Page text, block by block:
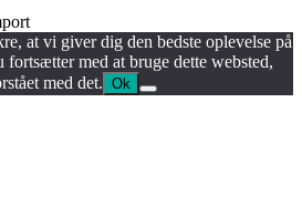
at vi giver dig den bedste oplevelse på
fortsætter med at bruge dette websted,
med det. Ok